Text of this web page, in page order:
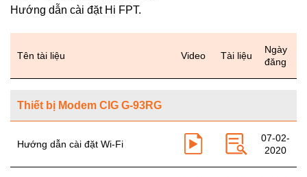
Hướng dẫn cài đặt Hi FPT.
Tên tài liệu Video Tài liệu
Ngày
đăng
Thiết bị Modem CIG G-93RG
Hướng dẫn cài đặt Wi-Fi
07-02-
2020